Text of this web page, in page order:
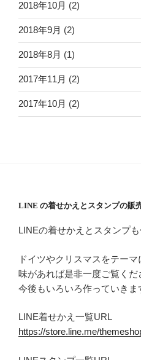
2018年10月 (2)
2018年9月 (2)
2018年8月 (1)
2017年11月 (2)
2017年10月 (2)
LINE の着せかえとスタンプの販
LINEの着せかえとスタンプ
ドイツやクリスマスをテー
味があれば是非一度ご覧くだ
今後もいろいろ作っていきま
LINE着せかえ一覧URL
https://store.line.me/